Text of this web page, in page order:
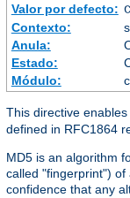
Valor por defecto:
Contexto:
Anula:
Estado:
Módulo:
This directive
defined in RFC1864
MD5 is an algorithm
called "fingerprint")
confidence that any